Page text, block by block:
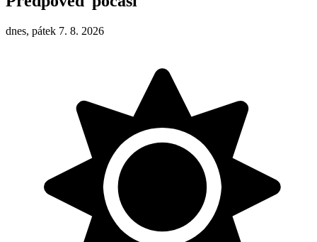
dnes, pátek 7. 8. 2026